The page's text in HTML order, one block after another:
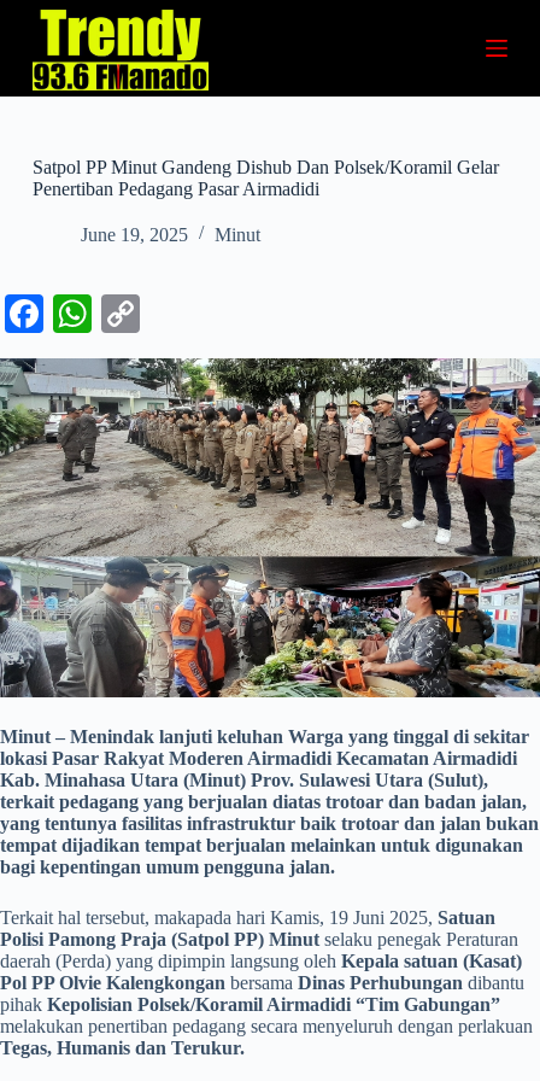
p
n
Satpol PP Minut Gandeng Dishub Dan Polsek/Koramil Gelar
Penertiban Pedagang Pasar Airmadidi
June 19, 2025 Minut
Fa
ce
bo
ok
W
ha
ts
A
pp
op
y
Li
nk
Minut – Menindak lanjuti keluhan Warga yang tinggal di sekitar
lokasi Pasar Rakyat Moderen Airmadidi Kecamatan Airmadidi
Kab. Minahasa Utara (Minut) Prov. Sulawesi Utara (Sulut),
terkait pedagang yang berjualan diatas trotoar dan badan jalan,
yang tentunya fasilitas infrastruktur baik trotoar dan jalan bukan
tempat dijadikan tempat berjualan melainkan untuk digunakan
bagi kepentingan umum pengguna jalan.
Terkait hal tersebut, makapada hari Kamis, 19 Juni 2025, Satuan
Polisi Pamong Praja (Satpol PP) Minut selaku penegak Peraturan
daerah (Perda) yang dipimpin langsung oleh Kepala satuan (Kasat)
Pol PP Olvie Kalengkongan bersama Dinas Perhubungan dibantu
pihak Kepolisian Polsek/Koramil Airmadidi “Tim Gabungan”
melakukan penertiban pedagang secara menyeluruh dengan perlakuan
Tegas, Humanis dan Terukur.